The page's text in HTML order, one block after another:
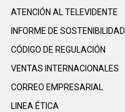
ATENCIÓN AL TELEVIDENTE
INFORME DE SOSTENIBILIDAD
CÓDIGO DE REGULACIÓN
VENTAS INTERNACIONALES
CORREO EMPRESARIAL
LINEA ÉTICA